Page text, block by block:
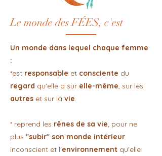
Le monde des FÉES, c'est
Un monde dans lequel chaque femme
:
*est responsable et consciente du
regard qu'elle a sur elle-même, sur les
autres et sur la vie.
* reprend les rênes de sa vie, pour ne
plus "subir" son monde intérieur
inconscient et l'environnement qu'elle